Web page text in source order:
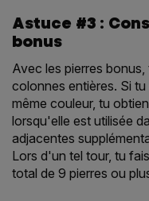
Astuce #3 :
bonus
Avec les pierres
colonnes entières. Si
même couleur, tu
lorsqu'elle est utilisée
adjacentes
Lors d'un tel tour, tu
total de 9 pierres ou